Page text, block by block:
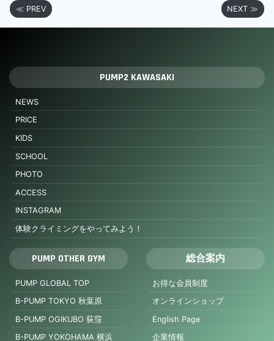
≪ PREV NEXT ≫
PUMP2 KAWASAKI
NEWS
PRICE
KIDS
SCHOOL
PHOTO
ACCESS
INSTAGRAM
体験クライミングをやってみよう！
PUMP OTHER GYM
PUMP GLOBAL TOP
B-PUMP TOKYO 秋葉原
B-PUMP OGIKUBO 荻窪
B-PUMP YOKOHAMA 横浜
総合案内
お得な会員制度
オンラインショップ
English Page
企業情報